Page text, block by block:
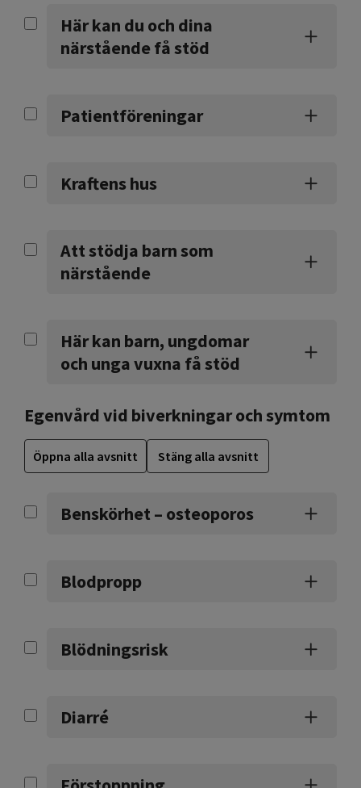
Här kan du och dina
närstående få stöd
Patientföreningar
Kraftens hus
Att stödja barn som
närstående
Här kan barn, ungdomar
och unga vuxna få stöd
Egenvård vid biverkningar och symtom
Öppna alla avsnitt Stäng alla avsnitt
Benskörhet – osteoporos
Blodpropp
Blödningsrisk
Diarré